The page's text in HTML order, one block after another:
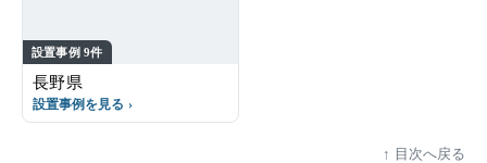
設置事例 9件
長野県
設置事例を見る
目次へ戻る